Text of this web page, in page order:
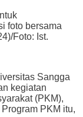
foto bersama
Foto: Ist.
Sangga
kegiatan
(PKM),
PKM itu,